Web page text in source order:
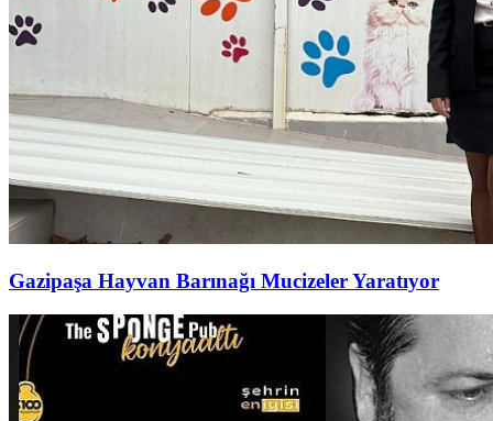
Gazipaşa Hayvan Barınağı Mucizeler Yaratıyor